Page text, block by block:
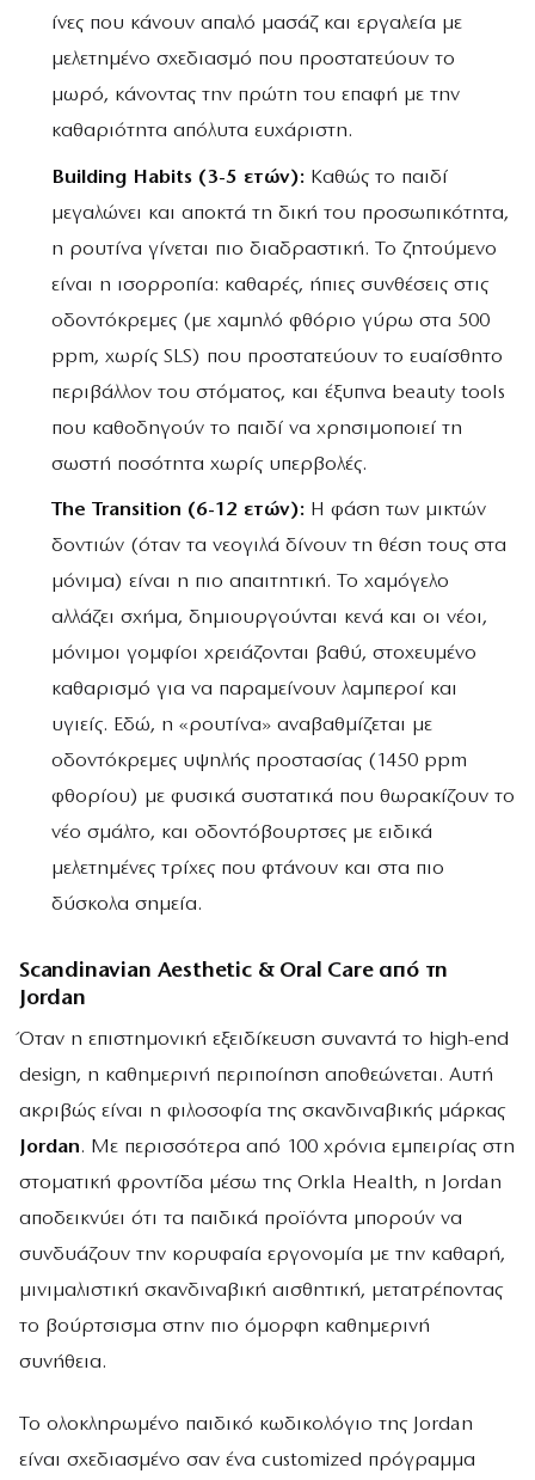
ίνες που κάνουν απαλό μασάζ και εργαλεία με
μελετημένο σχεδιασμό που προστατεύουν το
μωρό, κάνοντας την πρώτη του επαφή με την
καθαριότητα απόλυτα ευχάριστη.
Building Habits (3-5 ετών): Καθώς το παιδί
μεγαλώνει και αποκτά τη δική του προσωπικότητα,
η ρουτίνα γίνεται πιο διαδραστική. Το ζητούμενο
είναι η ισορροπία: καθαρές, ήπιες συνθέσεις στις
οδοντόκρεμες (με χαμηλό φθόριο γύρω στα 500
ppm, χωρίς SLS) που προστατεύουν το ευαίσθητο
περιβάλλον του στόματος, και έξυπνα beauty tools
που καθοδηγούν το παιδί να χρησιμοποιεί τη
σωστή ποσότητα χωρίς υπερβολές.
The Transition (6-12 ετών): Η φάση των μικτών
δοντιών (όταν τα νεογιλά δίνουν τη θέση τους στα
μόνιμα) είναι η πιο απαιτητική. Το χαμόγελο
αλλάζει σχήμα, δημιουργούνται κενά και οι νέοι,
μόνιμοι γομφίοι χρειάζονται βαθύ, στοχευμένο
καθαρισμό για να παραμείνουν λαμπεροί και
υγιείς. Εδώ, η «ρουτίνα» αναβαθμίζεται με
οδοντόκρεμες υψηλής προστασίας (1450 ppm
φθορίου) με φυσικά συστατικά που θωρακίζουν το
νέο σμάλτο, και οδοντόβουρτσες με ειδικά
μελετημένες τρίχες που φτάνουν και στα πιο
δύσκολα σημεία.
Scandinavian Aesthetic & Oral Care από τη
Jordan
Όταν η επιστημονική εξειδίκευση συναντά το high-end
design, η καθημερινή περιποίηση αποθεώνεται. Αυτή
ακριβώς είναι η φιλοσοφία της σκανδιναβικής μάρκας
Jordan. Με περισσότερα από 100 χρόνια εμπειρίας στη
στοματική φροντίδα μέσω της Orkla Health, η Jordan
αποδεικνύει ότι τα παιδικά προϊόντα μπορούν να
συνδυάζουν την κορυφαία εργονομία με την καθαρή,
μινιμαλιστική σκανδιναβική αισθητική, μετατρέποντας
το βούρτσισμα στην πιο όμορφη καθημερινή
συνήθεια.
Το ολοκληρωμένο παιδικό κωδικολόγιο της Jordan
είναι σχεδιασμένο σαν ένα customized πρόγραμμα